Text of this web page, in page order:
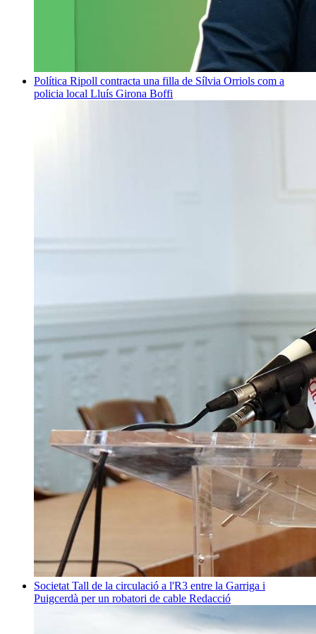
Política Ripoll contracta una filla de Sílvia Orriols com a
policia local Lluís Girona Boffi
Societat Tall de la circulació a l'R3 entre la Garriga i
Puigcerdà per un robatori de cable Redacció